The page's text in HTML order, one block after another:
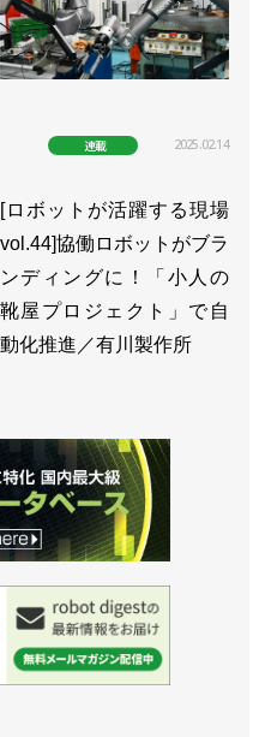
連載 2025.02.14
[ロボットが活躍する現場
vol.44]協働ロボットがブラ
ンディングに！「小人の
靴屋プロジェクト」で自
動化推進／有川製作所